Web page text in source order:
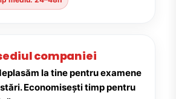
companiei
la tine pentru examene
Economisești timp pentru